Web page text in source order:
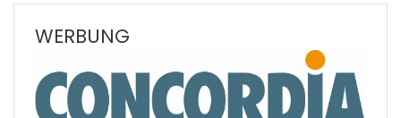
WERBUNG